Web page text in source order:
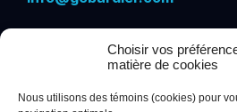
Choisir vos
matière de cookies
Nous utilisons des témoins (cookies) pour
VISITEZ-NOUS SUR